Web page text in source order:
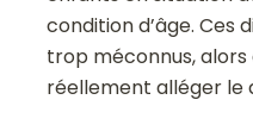
condition d’âge. Ces
trop méconnus, alors
réellement alléger le